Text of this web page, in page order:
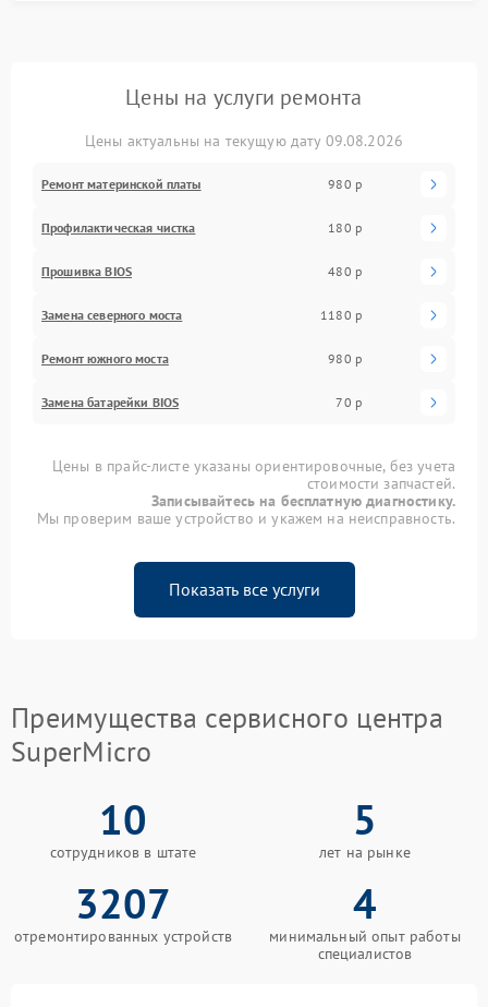
Цены на услуги ремонта
Цены актуальны на текущую дату 09.08.2026
Ремонт материнской платы 980 р
Профилактическая чистка 180 р
Прошивка BIOS 480 р
Замена северного моста 1180 р
Ремонт южного моста 980 р
Замена батарейки BIOS 70 р
Цены в прайс-листе указаны ориентировочные, без учета
стоимости запчастей.
Записывайтесь на бесплатную диагностику.
Мы проверим ваше устройство и укажем на неисправность.
Показать все услуги
Преимущества сервисного центра
SuperMicro
10
сотрудников в штате
5
лет на рынке
3207
отремонтированных устройств
4
минимальный опыт работы
специалистов